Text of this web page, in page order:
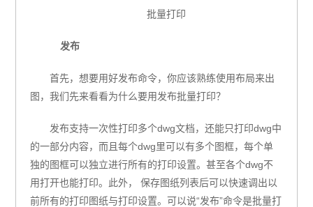
批量打印
发布
首先，想要用好发布命令，你应该熟练使用布局来出
图，我们先来看看为什么要用发布批量打印？
发布支持一次性打印多个dwg文档，还能只打印dwg中
的一部分内容，而且每个dwg里可以有多个图框，每个单
独的图框可以独立进行所有的打印设置。甚至各个dwg不
用打开也能打印。 此外， 保存图纸列表后可以快速调出以
前所有的打印图纸与打印设置。可以说“发布”命令是批量打